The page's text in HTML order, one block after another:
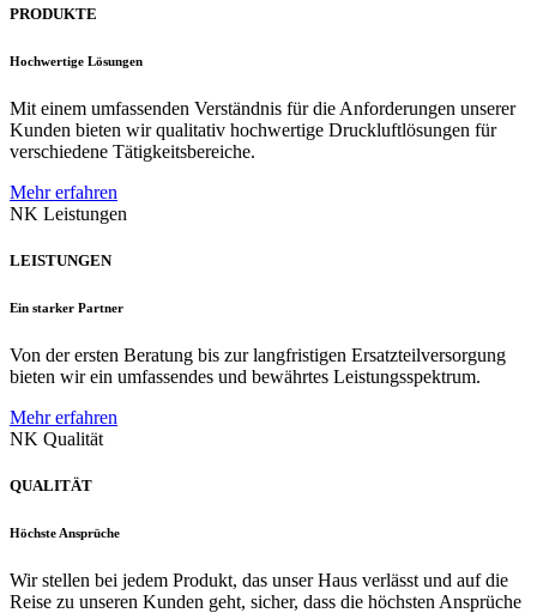
PRODUKTE
Hochwertige Lösungen
Mit einem umfassenden Verständnis für die Anforderungen unserer
Kunden bieten wir qualitativ hochwertige Druckluftlösungen für
verschiedene Tätigkeitsbereiche.
Mehr erfahren
NK Leistungen
LEISTUNGEN
Ein starker Partner
Von der ersten Beratung bis zur langfristigen Ersatzteilversorgung
bieten wir ein umfassendes und bewährtes Leistungsspektrum.
Mehr erfahren
NK Qualität
QUALITÄT
Höchste Ansprüche
Wir stellen bei jedem Produkt, das unser Haus verlässt und auf die
Reise zu unseren Kunden geht, sicher, dass die höchsten Ansprüche